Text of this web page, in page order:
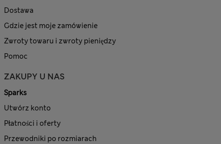
Dostawa
Gdzie jest moje zamówienie
Zwroty towaru i zwroty pieniędzy
Pomoc
ZAKUPY U NAS
Sparks
Utwórz konto
Płatności i oferty
Przewodniki po rozmiarach